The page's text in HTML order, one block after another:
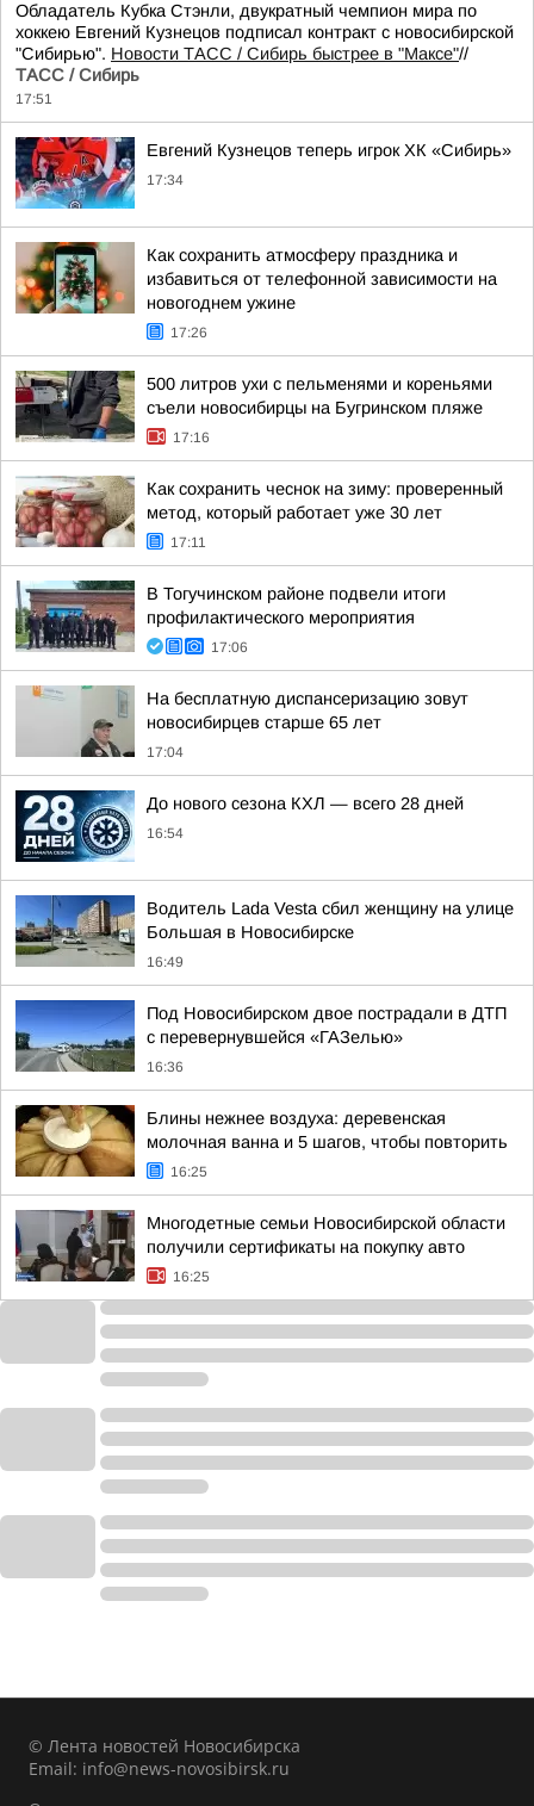
Обладатель Кубка Стэнли, двукратный чемпион мира по
хоккею Евгений Кузнецов подписал контракт с новосибирской
"Сибирью". Новости ТАСС / Сибирь быстрее в "Mаксе"//
ТАСС / Сибирь
17:51
Евгений Кузнецов теперь игрок ХК «Сибирь»
17:34
Как сохранить атмосферу праздника и
избавиться от телефонной зависимости на
новогоднем ужине
17:26
500 литров ухи с пельменями и кореньями
съели новосибирцы на Бугринском пляже
17:16
Как сохранить чеснок на зиму: проверенный
метод, который работает уже 30 лет
17:11
В Тогучинском районе подвели итоги
профилактического мероприятия
17:06
На бесплатную диспансеризацию зовут
новосибирцев старше 65 лет
17:04
До нового сезона КХЛ — всего 28 дней
16:54
Водитель Lada Vesta сбил женщину на улице
Большая в Новосибирске
16:49
Под Новосибирском двое пострадали в ДТП
с перевернувшейся «ГАЗелью»
16:36
Блины нежнее воздуха: деревенская
молочная ванна и 5 шагов, чтобы повторить
16:25
Многодетные семьи Новосибирской области
получили сертификаты на покупку авто
16:25
© Лента новостей Новосибирска
Email: info@news-novosibirsk.ru